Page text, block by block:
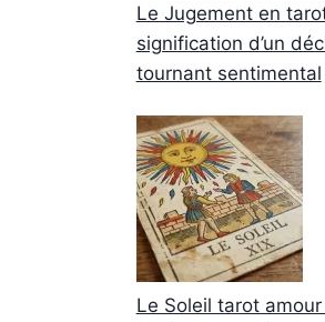
Le Jugement en
signification d’un
tournant sentimental
Le Soleil tarot